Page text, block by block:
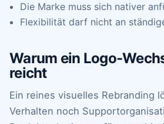
Die Marke muss sich nativer
Flexibilität darf nicht an
Warum ein Logo-
reicht
Ein reines visuelles Rebranding
Verhalten noch